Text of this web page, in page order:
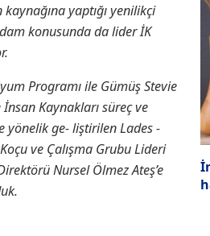
yaptığı yenilikçi
konusunda da lider İK
Programı ile Gümüş Stevie
İnsan Kaynakları süreç ve
yönelik ge- liştirilen Lades -
ve Çalışma Grubu Lideri
Nursel Ölmez Ateş’e